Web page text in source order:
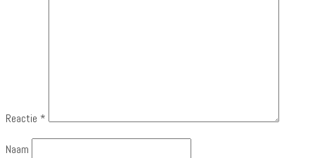
Reactie *
Naam